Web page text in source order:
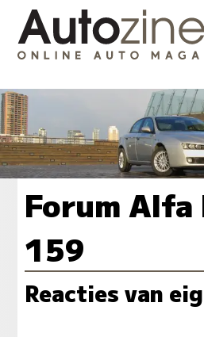
Forum Alfa
159
Reacties van